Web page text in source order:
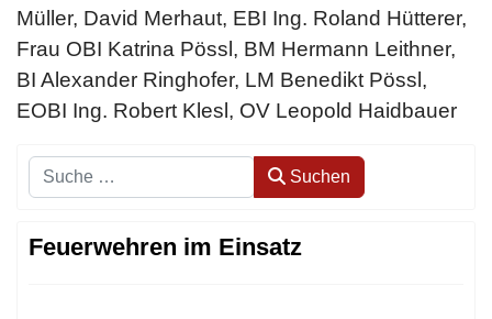
Müller, David Merhaut, EBI Ing. Roland Hütterer,
Frau OBI Katrina Pössl, BM Hermann Leithner,
BI Alexander Ringhofer, LM Benedikt Pössl,
EOBI Ing. Robert Klesl, OV Leopold Haidbauer
Suchen Suchen
Feuerwehren im Einsatz